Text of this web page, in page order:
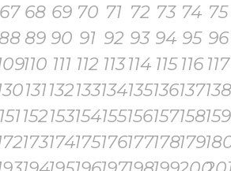
67 68 69 70 71 72 73 74 75
88 89 90 91 92 93 94 95 96
110 111 112 113 114 115 116 117
131132133134135136137138
151152153154155156157158159
173174175176177178179